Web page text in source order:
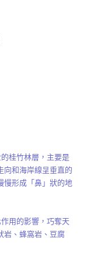
桂竹林層，主要是
向和海岸線呈垂直的
慢形成「鼻」狀的地
用的影響，巧奪天
岩、蜂窩岩、豆腐